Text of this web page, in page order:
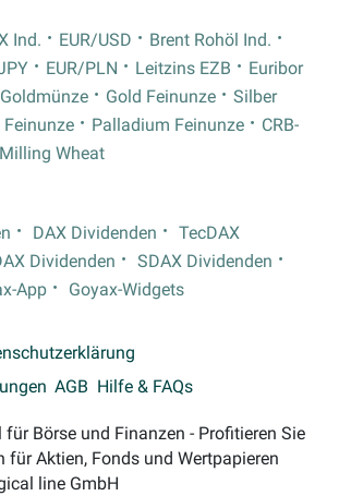
Ind. EUR/USD
Brent Rohöl Ind.
EUR/PLN Leitzins EZB
Euribor
Gold Feinunze
Silber
Palladium Feinunze
CRB-
Wheat
DAX Dividenden
TecDAX
Dividenden
SDAX Dividenden
App Goyax-Widgets
AGB Hilfe & FAQs
für Börse und Finanzen - Profitieren Sie
für Aktien, Fonds und Wertpapieren
line GmbH